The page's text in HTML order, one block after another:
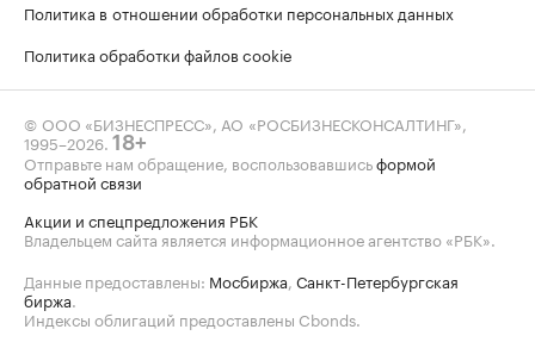
Политика в отношении обработки персональных данных
Политика обработки файлов cookie
© ООО «БИЗНЕСПРЕСС», АО «РОСБИЗНЕСКОНСАЛТИНГ»,
1995–2026 18+
Отправьте нам обращение, воспользовавшисьформой
обратной связи
Акции и спецпредложения РБК
Владельцем сайта является информационное агентство «РБК».
Данные предоставлены: Мосбиржа Санкт-Петербургская
биржа
Индексы облигаций предоставлены Cbonds.